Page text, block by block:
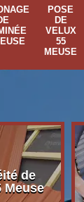
POSE
DE
VELUX
55
MEUSE
de
Meuse